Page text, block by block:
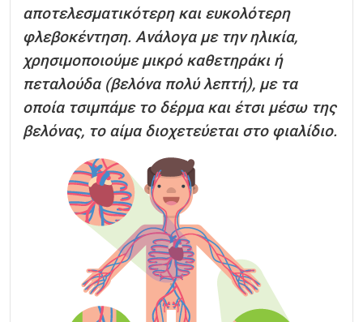
αποτελεσματικότερη και ευκολότερη
φλεβοκέντηση. Ανάλογα με την ηλικία,
χρησιμοποιούμε μικρό καθετηράκι ή
πεταλούδα (βελόνα πολύ λεπτή), με τα
οποία τσιμπάμε το δέρμα και έτσι μέσω της
βελόνας, το αίμα διοχετεύεται στο φιαλίδιο.